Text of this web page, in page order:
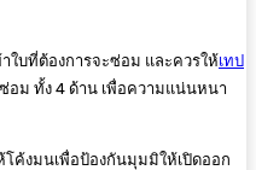
าใบที่ต้องการจะซ่อม และควรให้เทป
ม ทั้ง 4 ด้าน เพื่อความแน่นหนา
โค้งมนเพื่อป้องกันมุมมิให้เปิดออก